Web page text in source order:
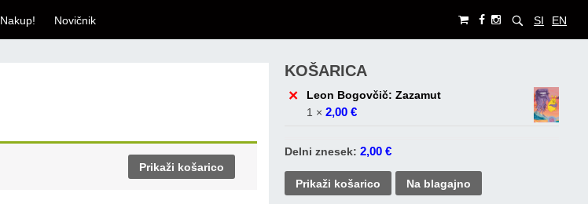
Nakup! Novičnik SI EN
Prikaži košarico
KOŠARICA
×
Leon Bogovčič: Zazamut
1 ×2,00€
Delni znesek: 2,00€
Prikaži košarico Na blagajno